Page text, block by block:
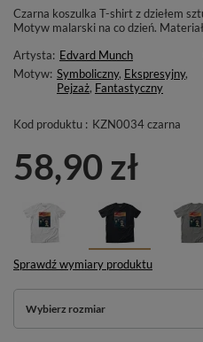
Czarna koszulka T-shirt z dziełem
Motyw malarski na co dzień.
Artysta: Edvard Munch
Motyw: Symboliczny, Ekspresyjny,
Pejzaż, Fantastyczny
Kod produktu : KZN0034 czarna
58,90 zł
Sprawdź wymiary produktu
Wybierz rozmiar